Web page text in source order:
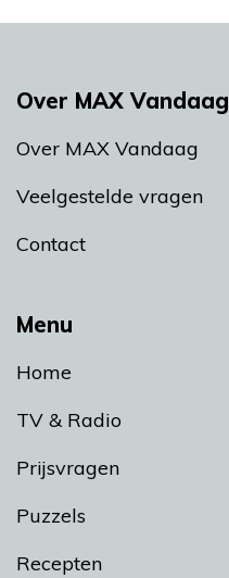
Menu
Home
TV & Radio
Prijsvragen
Puzzels
Recepten
Over MAX Vandaag
Over MAX Vandaag
Veelgestelde vragen
Contact